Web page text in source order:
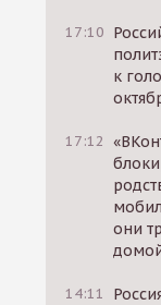
17:10
к
17:12
они
14:11